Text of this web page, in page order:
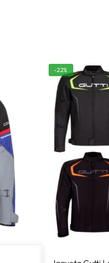
-22%